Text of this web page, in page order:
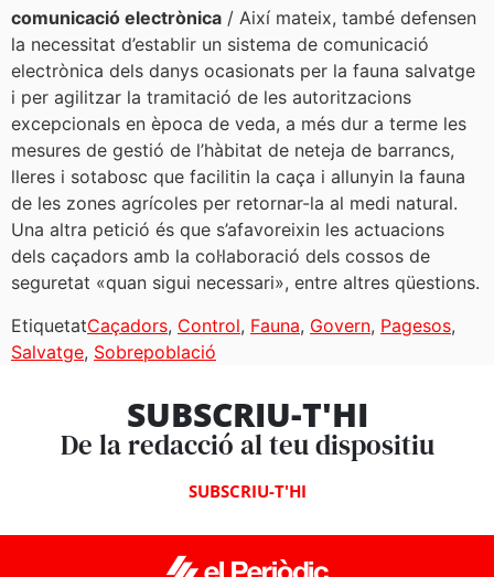
comunicació electrònica / Així mateix, també defensen
la necessitat d’establir un sistema de comunicació
electrònica dels danys ocasionats per la fauna salvatge
i per agilitzar la tramitació de les autoritzacions
excepcionals en època de veda, a més dur a terme les
mesures de gestió de l’hàbitat de neteja de barrancs,
lleres i sotabosc que facilitin la caça i allunyin la fauna
de les zones agrícoles per retornar-la al medi natural.
Una altra petició és que s’afavoreixin les actuacions
dels caçadors amb la col·laboració dels cossos de
seguretat «quan sigui necessari», entre altres qüestions.
EtiquetatCaçadors, Control, Fauna, Govern, Pagesos,
Salvatge, Sobrepoblació
SUBSCRIU-T'HI
De la redacció al teu dispositiu
SUBSCRIU-T'HI